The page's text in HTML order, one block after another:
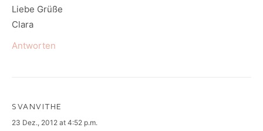
Liebe Grüße
Clara
Antworten
SVANVITHE
says:
23 Dez., 2012 at 4:52 p.m.